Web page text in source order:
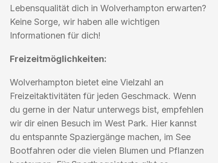
Lebensqualität dich in Wolverhampton erwarten?
Keine Sorge, wir haben alle wichtigen
Informationen für dich!
Freizeitmöglichkeiten:
Wolverhampton bietet eine Vielzahl an
Freizeitaktivitäten für jeden Geschmack. Wenn
du gerne in der Natur unterwegs bist, empfehlen
wir dir einen Besuch im West Park. Hier kannst
du entspannte Spaziergänge machen, im See
Bootfahren oder die vielen Blumen und Pflanzen